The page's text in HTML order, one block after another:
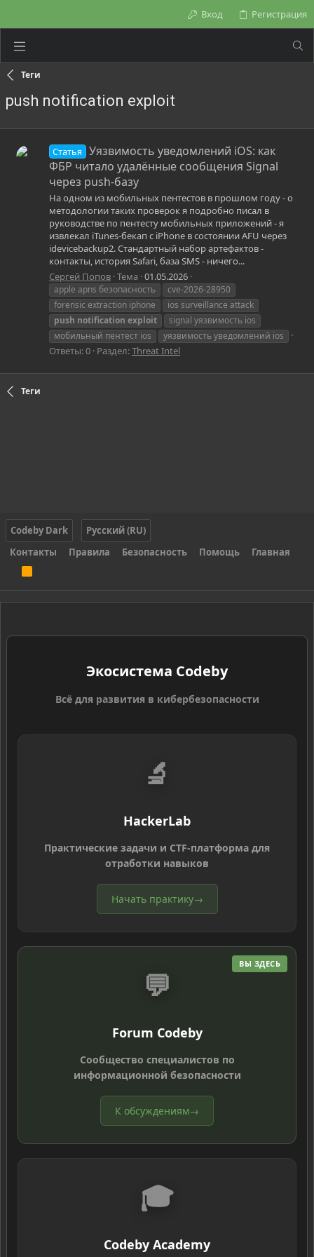
Вход Регистрация
Теги
push notification exploit
Статья
Уязвимость уведомлений iOS: как
ФБР читало удалённые сообщения Signal
через push-базу
На одном из мобильных пентестов в прошлом году - о
методологии таких проверок я подробно писал в
руководстве по пентесту мобильных приложений - я
извлекал iTunes-бекап с iPhone в состоянии AFU через
idevicebackup2. Стандартный набор артефактов -
контакты, история Safari, база SMS - ничего...
Сергей Попов Тема 01.05.2026
apple apns безопасность
cve-2026-28950
forensic extraction iphone
ios surveillance attack
push notification exploit
signal уязвимость ios
мобильный пентест ios
уязвимость уведомлений ios
Ответы: 0 Раздел:Threat Intel
Теги
Codeby Dark
Русский (RU)
Контакты
Правила Безопасность Помощь Главная
S
Экосистема Codeby
Всё для развития в кибербезопасности
🔬
HackerLab
Практические задачи и CTF-платформа для
отработки навыков
Начать практику→
ВЫ ЗДЕСЬ
💬
Forum Codeby
Сообщество специалистов по
информационной безопасности
К обсуждениям→
🎓
Codeby Academy